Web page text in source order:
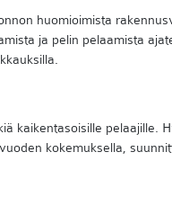
huomioimista
ja pelin pelaamista
kaikentasoisille
kokemuksella,